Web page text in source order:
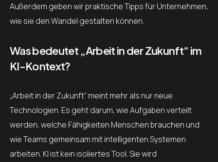
Außerdem geben wir praktische Tipps für Unternehmen,
wie sie den Wandel gestalten können.
Was bedeutet „Arbeit in der Zukunft“ im
KI-Kontext?
„Arbeit in der Zukunft“ meint mehr als nur neue
Technologien. Es geht darum, wie Aufgaben verteilt
werden, welche Fähigkeiten Menschen brauchen und
wie Teams gemeinsam mit intelligenten Systemen
arbeiten. KI ist kein isoliertes Tool. Sie wird